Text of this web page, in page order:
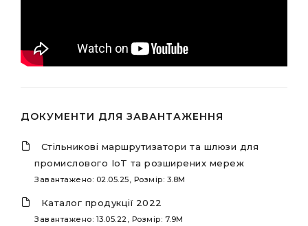
ДОКУМЕНТИ ДЛЯ ЗАВАНТАЖЕННЯ
Стільникові маршрутизатори та шлюзи для
промислового IoT та розширених мереж
Завантажено: 02.05.25, Розмір: 3.8M
Каталог продукції 2022
Завантажено: 13.05.22, Розмір: 7.9M